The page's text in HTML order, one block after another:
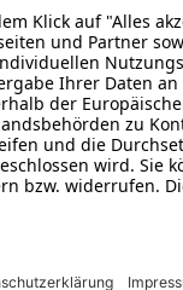
Materialien
deiner Eismaschine.
klassische